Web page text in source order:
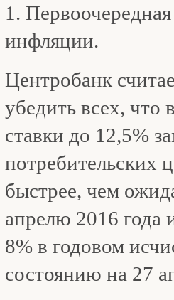
1.
инфляции.
Центробанк
убедить всех, что
ставки до 12,5%
потребительских
быстрее, чем
апрелю 2016 года
8% в годовом
состоянию на 27